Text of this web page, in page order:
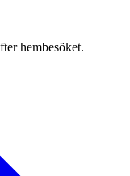
hembesöket.